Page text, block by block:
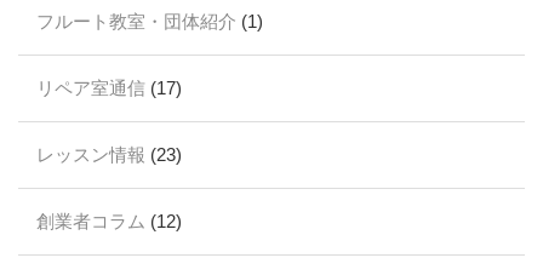
フルート教室・団体紹介 (1)
リペア室通信 (17)
レッスン情報 (23)
創業者コラム (12)